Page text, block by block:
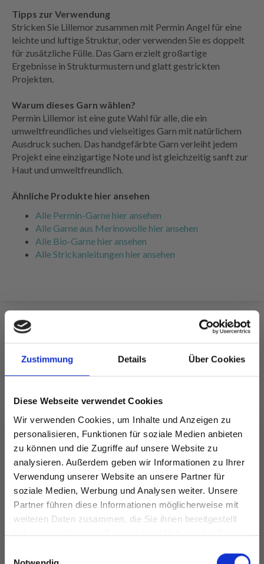
Zustimmung Details Über Cookies
Diese Webseite verwendet Cookies
Wir verwenden Cookies, um Inhalte und Anzeigen zu
personalisieren, Funktionen für soziale Medien anbieten
zu können und die Zugriffe auf unsere Website zu
analysieren. Außerdem geben wir Informationen zu Ihrer
Verwendung unserer Website an unsere Partner für
soziale Medien, Werbung und Analysen weiter. Unsere
Partner führen diese Informationen möglicherweise mit
weiteren Daten zusammen, die Sie ihnen bereitgestellt
haben oder die sie im Rahmen Ihrer Nutzung der Dienste
Tipps zur Verwendung
Stricken Sie Lillemor zusammen mit Permin Angel für eine
leichte und luftige Struktur, oder verwenden Sie es doppelt
für zusätzliche Fülle. Das Garn erzielt großartige
Ergebnisse in Strukturmustern und glatt gestrickten
Projekten.
Warum dieses Garn wählen?
Permin Lillemor ist eine gute Wahl für alle, die ein
umweltfreundliches und vielseitiges Garn mit natürlichem
Ausdruck suchen. Das handgefärbte Garn verleiht jedem
Projekt eine einzigartige Note und ist gleichzeitig sanft zur
Haut und umweltfreundlich.
Ähnliche Produkte hier ansehen
Alle Permin-Garne hier ansehen
Alle Garne aus Merinowolle hier ansehen
Alle Bio-Garne hier ansehen
Alle Strickanleitungen hier ansehen
FÜR SIE EMPFOHLEN
DROPS MERINO
EXTRA FINE
Spare bis zu 50%